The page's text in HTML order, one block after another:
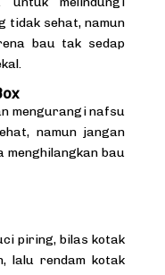
tidak sehat, namun
bau tak sedap
mengurangi nafsu
namun jangan
bau
piring, bilas kotak
lalu rendam kotak